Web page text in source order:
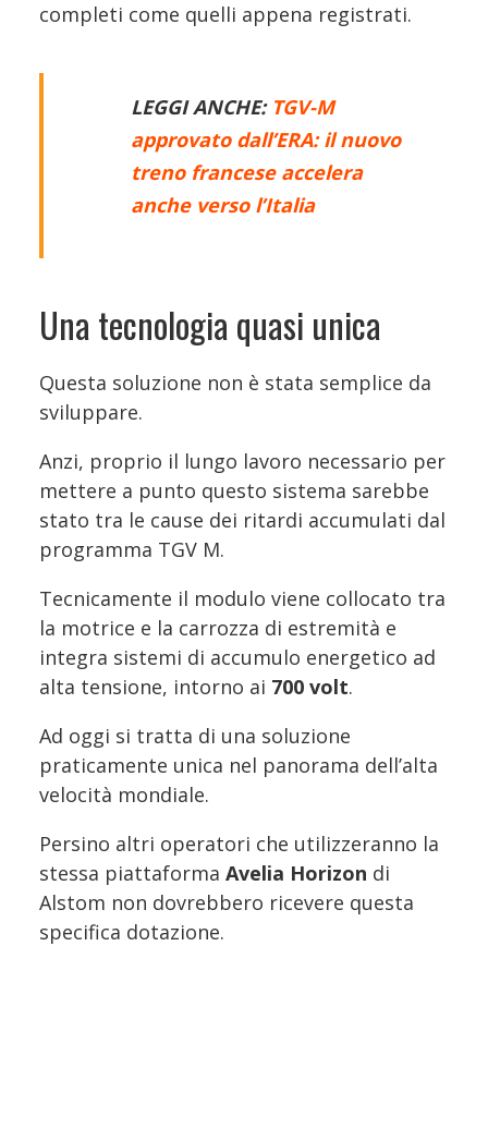
completi come quelli appena registrati.
LEGGI ANCHE: TGV-M
approvato dall’ERA: il nuovo
treno francese accelera
anche verso l’Italia
Una tecnologia quasi unica
Questa soluzione non è stata semplice da
sviluppare.
Anzi, proprio il lungo lavoro necessario per
mettere a punto questo sistema sarebbe
stato tra le cause dei ritardi accumulati dal
programma TGV M.
Tecnicamente il modulo viene collocato tra
la motrice e la carrozza di estremità e
integra sistemi di accumulo energetico ad
alta tensione, intorno ai 700 volt.
Ad oggi si tratta di una soluzione
praticamente unica nel panorama dell’alta
velocità mondiale.
Persino altri operatori che utilizzeranno la
stessa piattaforma Avelia Horizon di
Alstom non dovrebbero ricevere questa
specifica dotazione.